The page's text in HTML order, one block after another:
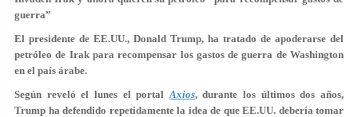
guerra”
El presidente de EE.UU., Donald Trump, ha tratado de apoderarse del
petróleo de Irak para recompensar los gastos de guerra de Washington
en el país árabe.
Según reveló el lunes el portalAxios, durante los últimos dos años,
Trump ha defendido repetidamente la idea de que EE.UU. debería tomar